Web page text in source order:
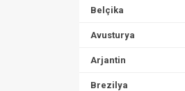
Belçika
Avusturya
Arjantin
Brezilya